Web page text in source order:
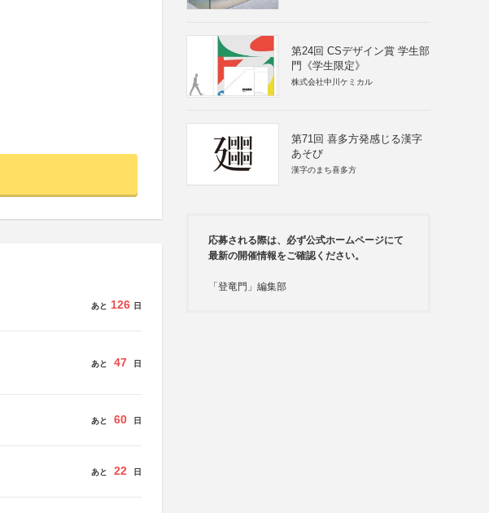
あと 126 日
あと 47 日
あと 60 日
あと 22 日
第24回 CSデザイン賞 学生部
門《学生限定》
株式会社中川ケミカル
第71回 喜多方発感じる漢字
あそび
漢字のまち喜多方
応募される際は、必ず公式ホームページにて
最新の開催情報をご確認ください。
「登竜門」編集部